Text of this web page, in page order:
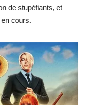
de stupéfiants, et
cours.